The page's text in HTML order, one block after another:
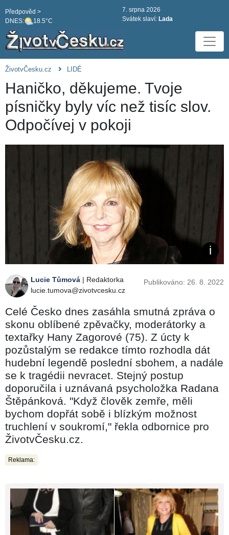
DNES: 18.5°C
Předpověd >
7. srpna 2026
Svátek slaví: Lada
ŽivotvČesku.cz LIDÉ
Haničko, děkujeme. Tvoje
písničky byly víc než tisíc slov.
Odpočívej v pokoji
Lucie Tůmová | Redaktorka
lucie.tumova@zivotvcesku.cz
Publikováno: 26. 8. 2022
Celé Česko dnes zasáhla smutná zpráva o
skonu oblíbené zpěvačky, moderátorky a
textařky Hany Zagorové (75). Z úcty k
pozůstalým se redakce tímto rozhodla dát
hudební legendě poslední sbohem, a nadále
se k tragédii nevracet. Stejný postup
doporučila i uznávaná psycholožka Radana
Štěpánková. "Když člověk zemře, měli
bychom dopřát sobě i blízkým možnost
truchlení v soukromí," řekla odbornice pro
ŽivotvČesku.cz.
Reklama: